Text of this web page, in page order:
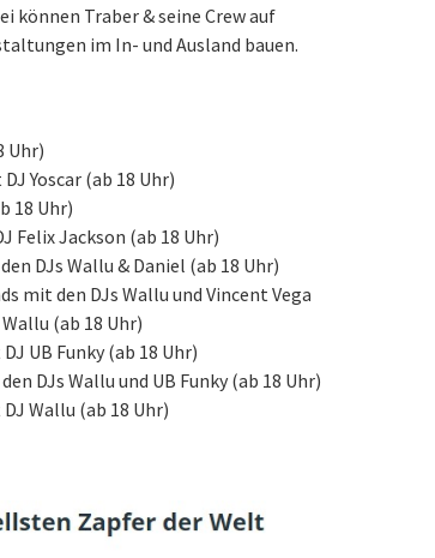
können Traber & seine Crew auf
im In- und Ausland bauen.
Uhr)
Yoscar (ab 18 Uhr)
18 Uhr)
Felix Jackson (ab 18 Uhr)
DJs Wallu & Daniel (ab 18 Uhr)
mit den DJs Wallu und Vincent Vega
(ab 18 Uhr)
UB Funky (ab 18 Uhr)
DJs Wallu und UB Funky (ab 18 Uhr)
Wallu (ab 18 Uhr)